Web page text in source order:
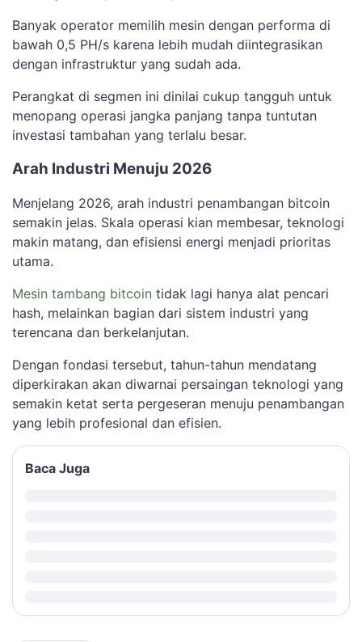
Banyak operator memilih mesin dengan performa di
bawah 0,5 PH/s karena lebih mudah diintegrasikan
dengan infrastruktur yang sudah ada.
Perangkat di segmen ini dinilai cukup tangguh untuk
menopang operasi jangka panjang tanpa tuntutan
investasi tambahan yang terlalu besar.
Arah Industri Menuju 2026
Menjelang 2026, arah industri penambangan bitcoin
semakin jelas. Skala operasi kian membesar, teknologi
makin matang, dan efisiensi energi menjadi prioritas
utama.
Mesin tambang bitcoin tidak lagi hanya alat pencari
hash, melainkan bagian dari sistem industri yang
terencana dan berkelanjutan.
Dengan fondasi tersebut, tahun-tahun mendatang
diperkirakan akan diwarnai persaingan teknologi yang
semakin ketat serta pergeseran menuju penambangan
yang lebih profesional dan efisien.
Baca Juga